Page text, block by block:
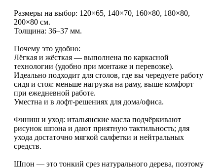
Размеры на выбор: 120×65, 140×70, 160×80, 180×80,
200×80 см.
Толщина: 36–37 мм.
Почему это удобно:
Лёгкая и жёсткая — выполнена по каркасной
технологии (удобно при монтаже и перевозке).
Идеально подходит для столов, где вы чередуете работу
сидя и стоя: меньше нагрузка на раму, выше комфорт
при ежедневной работе.
Уместна и в лофт‑решениях для дома/офиса.
Финиш и уход: итальянские масла подчёркивают
рисунок шпона и дают приятную тактильность; для
ухода достаточно мягкой салфетки и нейтральных
средств.
Шпон — это тонкий срез натурального дерева, поэтому